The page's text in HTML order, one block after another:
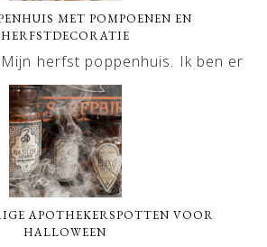
MET POMPOENEN EN
HERFSTDECORATIE
herfst poppenhuis. Ik ben er
APOTHEKERSPOTTEN VOOR
HALLOWEEN